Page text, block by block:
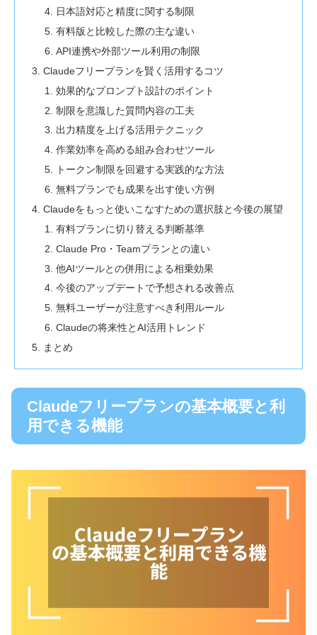
日本語対応と精度に関する制限
有料版と比較した際の主な違い
API連携や外部ツール利用の制限
Claudeフリープランを賢く活用するコツ
効果的なプロンプト設計のポイント
制限を意識した質問内容の工夫
出力精度を上げる活用テクニック
作業効率を高める組み合わせツール
トークン制限を回避する実践的な方法
無料プランでも成果を出す使い方例
Claudeをもっと使いこなすための選択肢と今後の展望
有料プランに切り替える判断基準
Claude Pro・Teamプランとの違い
他AIツールとの併用による相乗効果
今後のアップデートで予想される改善点
無料ユーザーが注意すべき利用ルール
Claudeの将来性とAI活用トレンド
まとめ
Claudeフリープランの基本概要と利
用できる機能